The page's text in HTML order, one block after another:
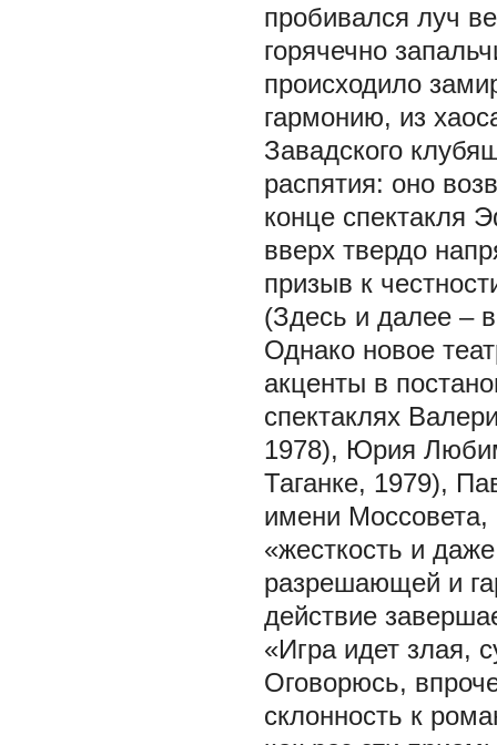
пробивался луч
горячечно
происходило
гармонию, из
Завадского
распятия: оно
конце спектакля
вверх твердо
призыв к
(Здесь и далее –
Однако новое
акценты в
спектаклях
1978), Юрия
Таганке, 1979),
имени Моссовета,
«жесткость и
разрешающей и
действие
«Игра идет злая,
Оговорюсь,
склонность к